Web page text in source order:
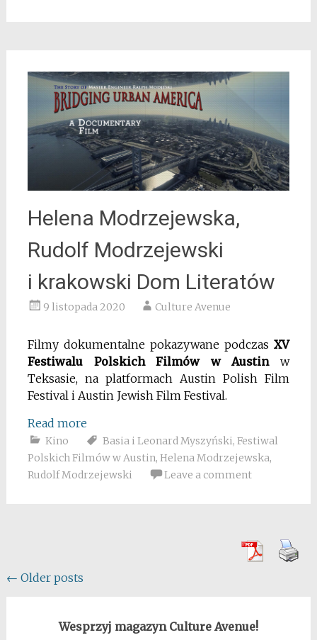
Helena Modrzejewska,
Rudolf Modrzejewski
i krakowski Dom Literatów
9 listopada 2020 Culture Avenue
Filmy dokumentalne pokazywane podczasXV
Festiwalu Polskich Filmów w Austinw
Teksasie, na platformach Austin Polish Film
Festival i Austin Jewish Film Festival.
Read more
Kino Basia i Leonard Myszyński, Festiwal
Polskich Filmów w Austin, Helena Modrzejewska,
Rudolf Modrzejewski
Leave a comment
Posts
← Older posts
Wesprzyj magazyn Culture Avenue!